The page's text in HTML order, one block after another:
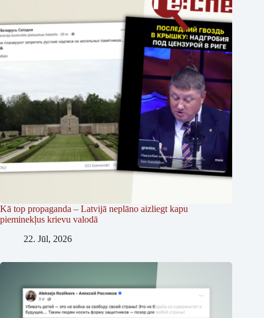
Kā top propaganda – Latvijā neplāno aizliegt kapu
pieminekļus krievu valodā
22. Jūl, 2026